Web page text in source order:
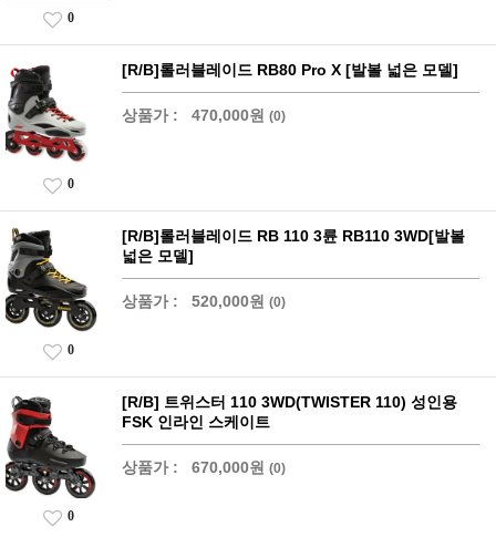
0
[R/B]롤러블레이드 RB80 Pro X [발볼 넓은 모델]
상품가 : 470,000원 (0)
0
[R/B]롤러블레이드 RB 110 3륜 RB110 3WD[발볼
넓은 모델]
상품가 : 520,000원 (0)
0
[R/B] 트위스터 110 3WD(TWISTER 110) 성인용
FSK 인라인 스케이트
상품가 : 670,000원 (0)
0